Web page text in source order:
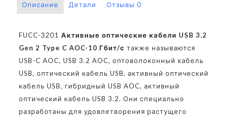
Описание Детали Отзывы 0
FUCC-3201 Активные оптические кабели USB 3.2
Gen 2 Type C AOC-10 Гбит/с также называются
USB-C AOC, USB 3.2 AOC, оптоволоконный кабель
USB, оптический кабель USB, активный оптический
кабель USB, гибридный USB AOC, активный
оптический кабель USB 3.2. Они специально
разработаны для удовлетворения растущего